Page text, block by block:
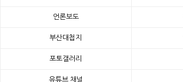
언론보도
부산대첩지
포토갤러리
유튜브 채널
대첩(2019.8.31)
[부산학 아카데미 2강] 임진왜란 부산포대첩의